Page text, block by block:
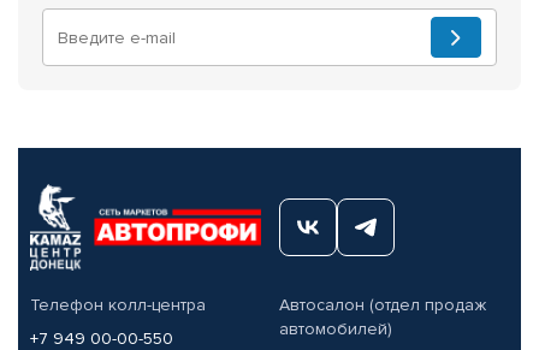
Телефон колл-центра
+7 949 00-00-550
Автосалон (отдел продаж
автомобилей)